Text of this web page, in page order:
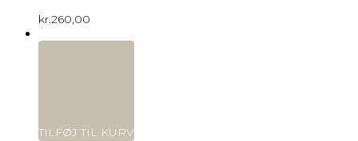
kr.260,00
TILFØJ TIL KURV